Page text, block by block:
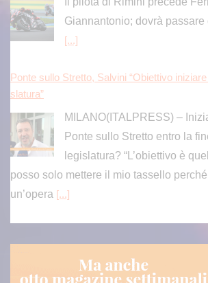
Giannantonio; dovrà
[...]
Ponte sullo Stretto, Salvini “Obiettivo
slatura”
MILANO(ITALPRESS) –
Ponte sullo Stretto entro la
legislatura? “L’obiettivo è
posso solo mettere il mio tassello
un’opera [...]